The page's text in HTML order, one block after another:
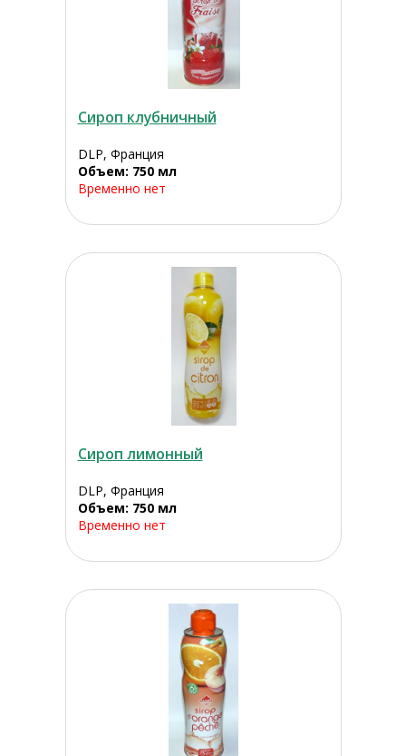
Сироп клубничный
DLP, Франция
Объем: 750 мл
Временно нет
Сироп лимонный
DLP, Франция
Объем: 750 мл
Временно нет